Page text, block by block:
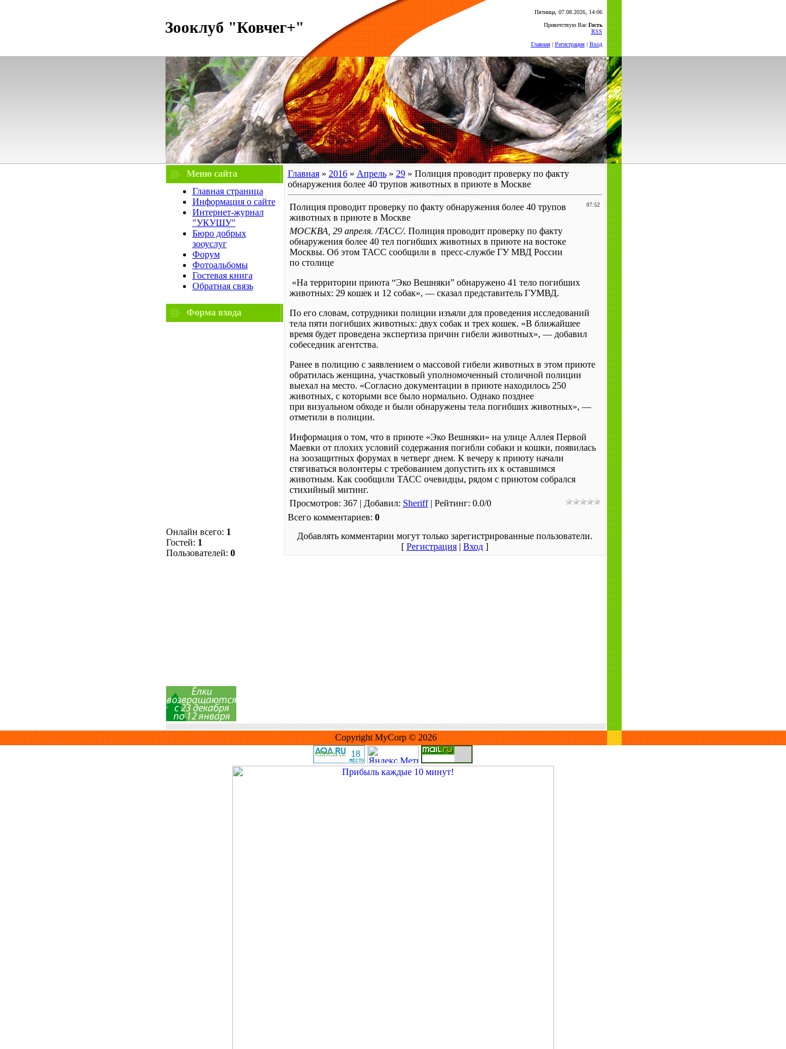
Зооклуб "Ковчег+"
Пятница, 07.08.2026, 14:06
Приветствую Вас Гость
RSS
Главная| Регистрация| Вход
Меню сайта
Главная страница
Информация о сайте
Интернет-журнал
"УКУШУ"
Бюро добрых
зооуслуг
Форум
Фотоальбомы
Гостевая книга
Обратная связь
Форма входа
Онлайн всего: 1
Гостей: 1
Пользователей: 0
Главная» 2016 » Апрель » 29» Полиция проводит проверку по факту
обнаружения более 40 трупов животных в приюте в Москве
07:52
Полиция проводит проверку по факту обнаружения более 40 трупов
животных в приюте в Москве
МОСКВА, 29 апреля. /ТАСС/. Полиция проводит проверку по факту
обнаружения более 40 тел погибших животных в приюте на востоке
Москвы. Об этом ТАСС сообщили в пресс-службе ГУ МВД России
по столице
«На территории приюта “Эко Вешняки” обнаружено 41 тело погибших
животных: 29 кошек и 12 собак», — сказал представитель ГУМВД.
По его словам, сотрудники полиции изъяли для проведения исследований
тела пяти погибших животных: двух собак и трех кошек. «В ближайшее
время будет проведена экспертиза причин гибели животных», — добавил
собеседник агентства.
Ранее в полицию с заявлением о массовой гибели животных в этом приюте
обратилась женщина, участковый уполномоченный столичной полиции
выехал на место. «Согласно документации в приюте находилось 250
животных, с которыми все было нормально. Однако позднее
при визуальном обходе и были обнаружены тела погибших животных», —
отметили в полиции.
Информация о том, что в приюте «Эко Вешняки» на улице Аллея Первой
Маевки от плохих условий содержания погибли собаки и кошки, появилась
на зоозащитных форумах в четверг днем. К вечеру к приюту начали
стягиваться волонтеры с требованием допустить их к оставшимся
животным. Как сообщили ТАСС очевидцы, рядом с приютом собрался
стихийный митинг.
Просмотров: 367 | Добавил: Sheriff| Рейтинг: 0.0/0
Всего комментариев: 0
Добавлять комментарии могут только зарегистрированные пользователи.
[ Регистрация | Вход ]
Copyright MyCorp © 2026